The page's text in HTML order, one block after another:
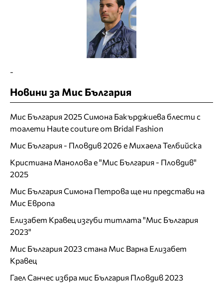
-
Новини за Мис България
Мис България 2025 Симона Бакърджиева блести с
тоалети Haute couture от Bridal Fashion
Мис България - Пловдив 2026 е Михаела Телбийска
Кристиана Манолова е "Мис България - Пловдив"
2025
Мис България Симона Петрова ще ни представи на
Мис Европа
Елизабет Кравец изгуби титлата "Мис България
2023"
Мис България 2023 стана Мис Варна Елизабет
Кравец
Гаел Санчес избра мис България Пловдив 2023